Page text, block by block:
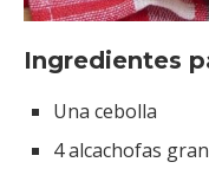
Ingredientes
Una cebolla
4 alcachofas